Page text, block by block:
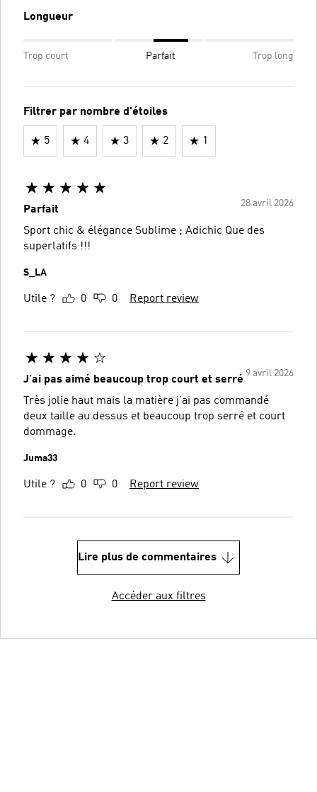
Longueur
Trop court Parfait Trop long
Filtrer par nombre d'étoiles
5 4 3 2 1
28 avril 2026
Parfait
Sport chic & élégance Sublime ; Adichic Que des
superlatifs !!!
S_LA
Utile ? 0 0 Report review
9 avril 2026
J’ai pas aimé beaucoup trop court et serré
Très jolie haut mais la matière j’ai pas commandé
deux taille au dessus et beaucoup trop serré et court
dommage.
Juma33
Utile ? 0 0 Report review
Lire plus de commentaires
Accéder aux filtres